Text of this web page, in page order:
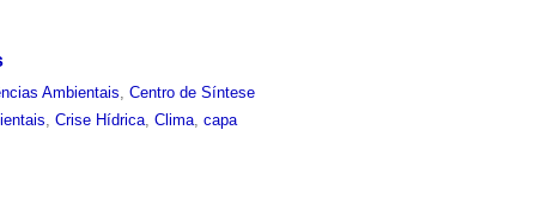
Ambientais ,Centro de Síntese
,Crise Hídrica ,Clima ,capa